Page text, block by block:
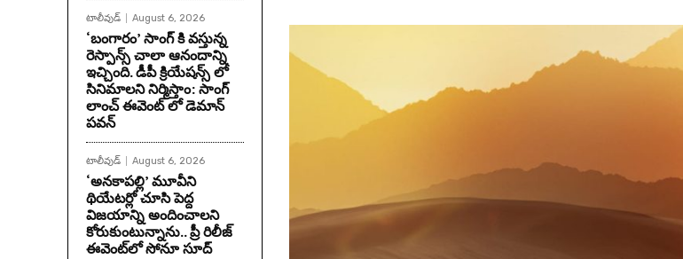
టాలీవుడ్ August 6, 2026
‘బంగారం’ సాంగ్ కి వస్తున్న
రెస్పాన్స్ చాలా ఆనందాన్ని
ఇచ్చింది. డీపీ క్రియేషన్స్ లో
సినిమాలని నిర్మిస్తాం: సాంగ్
లాంచ్ ఈవెంట్ లో డెమాన్
పవన్
టాలీవుడ్ August 6, 2026
‘అనకాపల్లి’ మూవీని
థియేటర్లో చూసి పెద్ద
విజయాన్ని అందించాలని
కోరుకుంటున్నాను.. ప్రీ రిలీజ్
ఈవెంట్‌లో సోనూ సూద్